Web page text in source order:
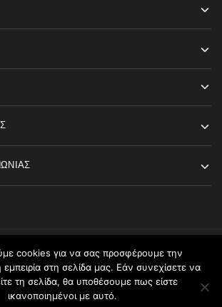
Angels Fashion All rights reserved
cookies για να σας προσφέρουμε την
στη σελίδα μας. Εάν συνεχίσετε να
τη σελίδα, θα υποθέσουμε πως είστε
ικανοποιημένοι με αυτό.